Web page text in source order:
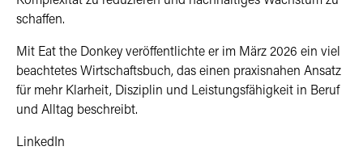
schaffen.
Mit Eat the Donkey veröffentlichte er im März 2026 ein viel
beachtetes Wirtschaftsbuch, das einen praxisnahen Ansatz
für mehr Klarheit, Disziplin und Leistungsfähigkeit in Beruf
und Alltag beschreibt.
LinkedIn